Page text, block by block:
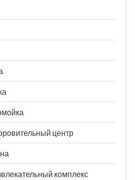
центр
комплекс